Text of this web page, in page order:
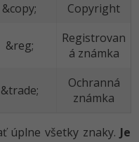
&copy; Copyright
&reg;
Registrovan
á známka
&trade;
Ochranná
známka
úplne všetky znaky. Je